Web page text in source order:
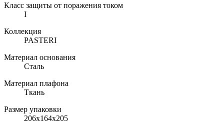
Класс защиты от поражения током
I
Коллекция
PASTERI
Материал основания
Сталь
Материал плафона
Ткань
Размер упаковки
206х164х205